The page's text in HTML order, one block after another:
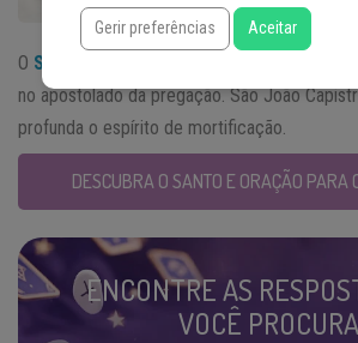
O Santo do Dia
23 de outubro se
no apostolado da pregação. São João
profunda o espírito de mortificação.
DESCUBRA O SANTO E ORAÇÃO PARA
ENCONTRE AS
VOCÊ PROCURA
Gerir preferências Aceitar